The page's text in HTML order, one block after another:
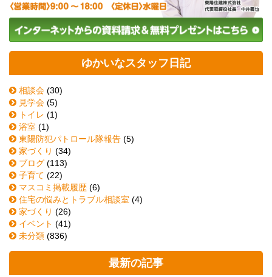
ゆかいなスタッフ日記
相談会 (30)
見学会 (5)
トイレ (1)
浴室 (1)
東陽防犯パトロール隊報告 (5)
家づくり (34)
ブログ (113)
子育て (22)
マスコミ掲載履歴 (6)
住宅の悩みとトラブル相談室 (4)
家づくり (26)
イベント (41)
未分類 (836)
最新の記事